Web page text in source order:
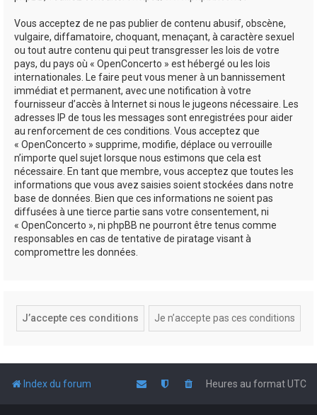
Vous acceptez de ne pas publier de contenu abusif, obscène,
vulgaire, diffamatoire, choquant, menaçant, à caractère sexuel
ou tout autre contenu qui peut transgresser les lois de votre
pays, du pays où « OpenConcerto » est hébergé ou les lois
internationales. Le faire peut vous mener à un bannissement
immédiat et permanent, avec une notification à votre
fournisseur d’accès à Internet si nous le jugeons nécessaire. Les
adresses IP de tous les messages sont enregistrées pour aider
au renforcement de ces conditions. Vous acceptez que
« OpenConcerto » supprime, modifie, déplace ou verrouille
n’importe quel sujet lorsque nous estimons que cela est
nécessaire. En tant que membre, vous acceptez que toutes les
informations que vous avez saisies soient stockées dans notre
base de données. Bien que ces informations ne soient pas
diffusées à une tierce partie sans votre consentement, ni
« OpenConcerto », ni phpBB ne pourront être tenus comme
responsables en cas de tentative de piratage visant à
compromettre les données.
Index du forum Heures au formatUTC